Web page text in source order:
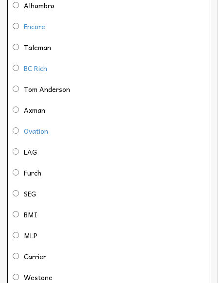
Alhambra
Encore
Taleman
BC Rich
Tom Anderson
Axman
Ovation
LAG
Furch
SEG
BMI
MLP
Carrier
Westone